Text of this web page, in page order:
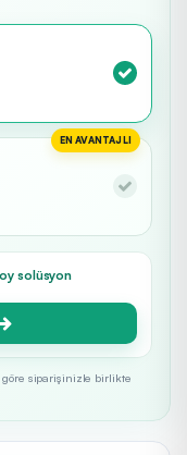
EN AVANTAJLI
solüsyon
siparişinizle birlikte